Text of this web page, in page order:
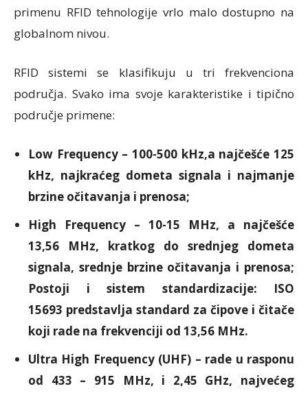
primenu RFID tehnologije vrlo malo dostupno na
globalnom nivou.
RFID sistemi se klasifikuju u tri frekvenciona
područja. Svako ima svoje karakteristike i tipično
područje primene:
Low Frequency – 100-500 kHz,a najčešće 125
kHz, najkraćeg dometa signala i najmanje
brzine očitavanja i prenosa;
High Frequency – 10-15 MHz, a najčešće
13,56 MHz, kratkog do srednjeg dometa
signala, srednje brzine očitavanja i prenosa;
Postoji i sistem standardizacije: ISO
15693 predstavlja standard za čipove i čitače
koji rade na frekvenciji od 13,56 MHz.
Ultra High Frequency (UHF) – rade u rasponu
od 433 – 915 MHz, i 2,45 GHz, najvećeg